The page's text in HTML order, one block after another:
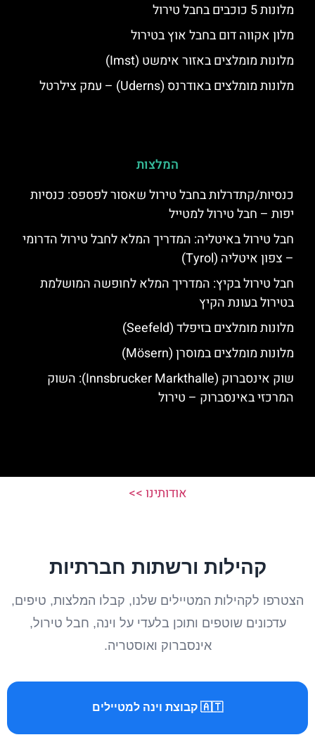
מלונות 5 כוכבים בחבל טירול
מלון אקווה דום בחבל אוץ בטירול
מלונות מומלצים באזור אימשט (Imst)
מלונות מומלצים באודרנס (Uderns) – עמק צילרטל
המלצות
כנסיות/קתדרלות בחבל טירול שאסור לפספס: כנסיות
יפות – חבל טירול למטייל
חבל טירול באיטליה: המדריך המלא לחבל טירול הדרומי
– צפון איטליה (Tyrol)
חבל טירול בקיץ: המדריך המלא לחופשה המושלמת
בטירול בעונת הקיץ
מלונות מומלצים בזיפלד (Seefeld)
מלונות מומלצים במוסרן (Mösern)
שוק אינסברוק (Innsbrucker Markthalle): השוק
המרכזי באינסברוק – טירול
אודותינו >>
קהילות ורשתות חברתיות
הצטרפו לקהילות המטיילים שלנו, קבלו המלצות, טיפים,
עדכונים שוטפים ותוכן בלעדי על וינה, חבל טירול,
אינסברוק ואוסטריה.
🇦🇹 קבוצת וינה למטיילים